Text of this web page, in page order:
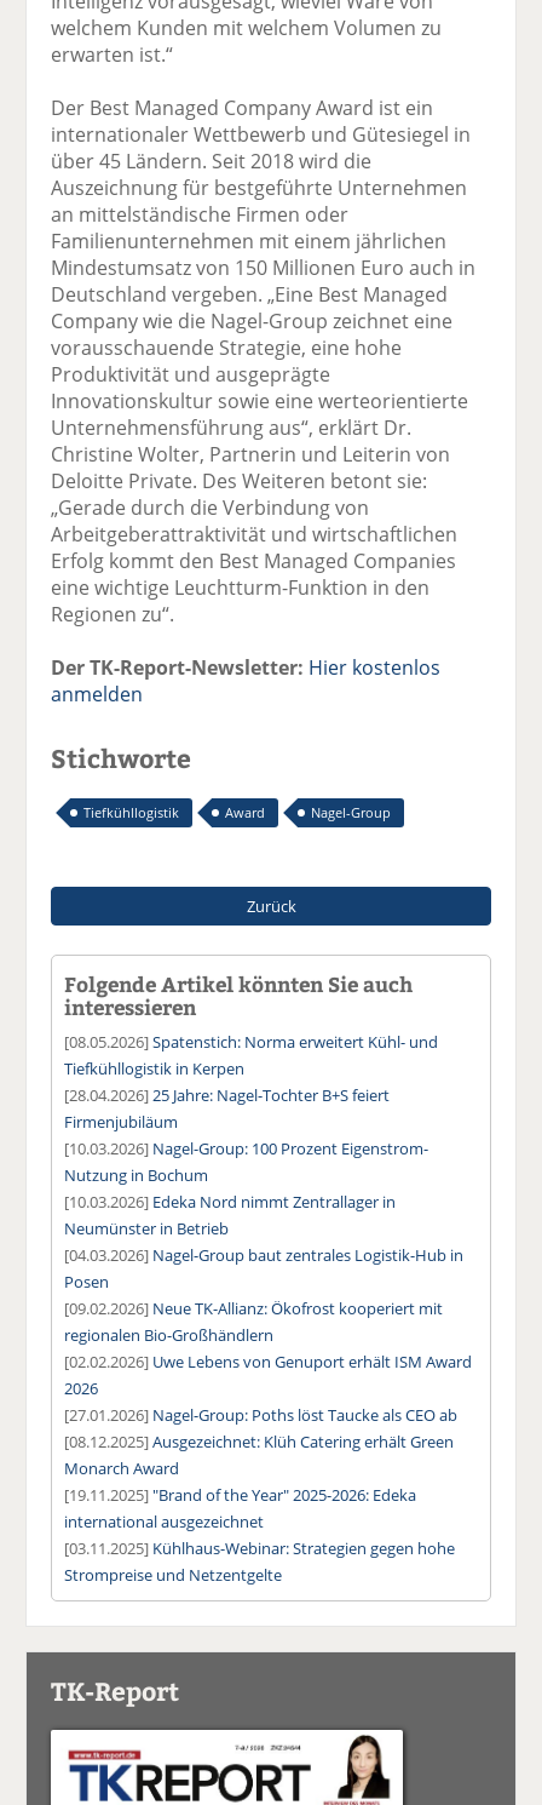
welchem Kunden mit welchem Volumen zu
erwarten ist.“
Der Best Managed Company Award ist ein
internationaler Wettbewerb und Gütesiegel in
über 45 Ländern. Seit 2018 wird die
Auszeichnung für bestgeführte Unternehmen
an mittelständische Firmen oder
Familienunternehmen mit einem jährlichen
Mindestumsatz von 150 Millionen Euro auch in
Deutschland vergeben. „Eine Best Managed
Company wie die Nagel-Group zeichnet eine
vorausschauende Strategie, eine hohe
Produktivität und ausgeprägte
Innovationskultur sowie eine werteorientierte
Unternehmensführung aus“, erklärt Dr.
Christine Wolter, Partnerin und Leiterin von
Deloitte Private. Des Weiteren betont sie:
„Gerade durch die Verbindung von
Arbeitgeberattraktivität und wirtschaftlichen
Erfolg kommt den Best Managed Companies
eine wichtige Leuchtturm-Funktion in den
Regionen zu“.
Der TK-Report-Newsletter: Hier kostenlos
anmelden
Stichworte
Tiefkühllogistik Award Nagel-Group
Zurück
Folgende Artikel könnten Sie auch
interessieren
[08.05.2026]Spatenstich: Norma erweitert Kühl- und
Tiefkühllogistik in Kerpen
[28.04.2026]25 Jahre: Nagel-Tochter B+S feiert
Firmenjubiläum
[10.03.2026] Nagel-Group: 100 Prozent Eigenstrom-
Nutzung in Bochum
[10.03.2026] Edeka Nord nimmt Zentrallager in
Neumünster in Betrieb
[04.03.2026] Nagel-Group baut zentrales Logistik-Hub in
Posen
[09.02.2026] Neue TK-Allianz: Ökofrost kooperiert mit
regionalen Bio-Großhändlern
[02.02.2026] Uwe Lebens von Genuport erhält ISM Award
2026
[27.01.2026] Nagel-Group: Poths löst Taucke als CEO ab
[08.12.2025]Ausgezeichnet: Klüh Catering erhält Green
Monarch Award
[19.11.2025]"Brand of the Year" 2025-2026: Edeka
international ausgezeichnet
[03.11.2025] Kühlhaus-Webinar: Strategien gegen hohe
Strompreise und Netzentgelte
TK-Report